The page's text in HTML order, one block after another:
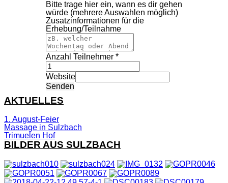
Bitte trage hier ein, wann es dir gehen
würde (mehrere Auswahlen möglich)
Zusatzinformationen für die
Erhebung/Teilnahme
Anzahl Teilnehmer *
Website
Senden
AKTUELLES
1. August-Feier
Massage in Sulzbach
Trimuelen Hof
BILDER AUS SULZBACH